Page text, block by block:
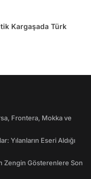
Kargaşada Türk
Frontera, Mokka ve
Yılanların Eseri Aldığı
Zengin Gösterenlere Son